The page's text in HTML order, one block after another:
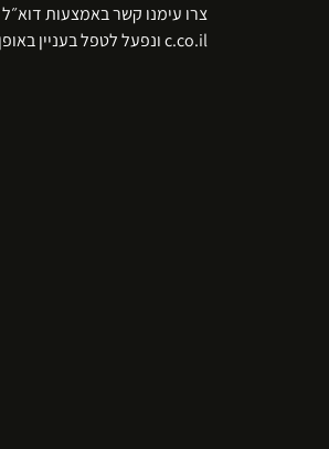
c.co.il ונפעל לטפל בעניין באופן מידי.